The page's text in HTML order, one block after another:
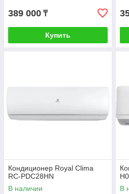
389 000 ₸
Купить
Кондиционер Royal Clima
RC-PDC28HN
В наличии
В